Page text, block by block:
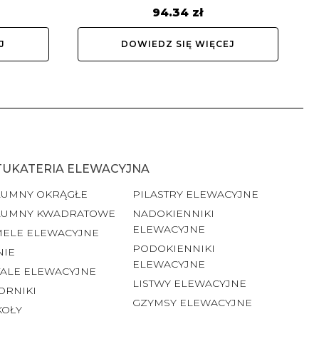
94.34 zł
DOWIEDZ SIĘ WIĘCEJ
ELEWACYJNA
OKRĄGŁE
KWADRATOWE
ELEWACYJNE
ELEWACYJNE
PILASTRY ELEWACYJNE
NADOKIENNIKI
ELEWACYJNE
PODOKIENNIKI
ELEWACYJNE
LISTWY ELEWACYJNE
GZYMSY ELEWACYJNE